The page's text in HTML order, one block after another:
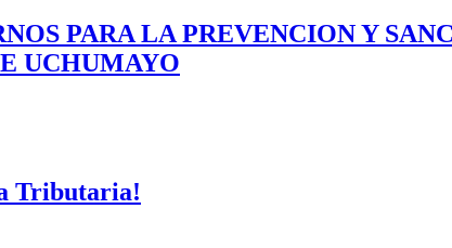
PARA LA PREVENCION Y
UCHUMAYO
Tributaria!